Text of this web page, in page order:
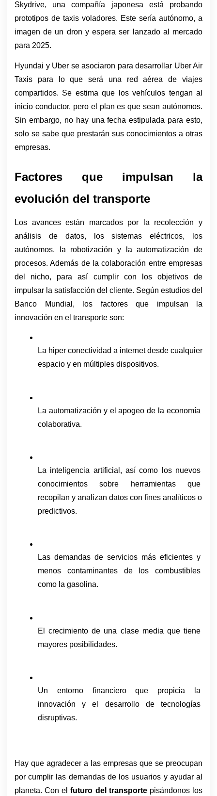
Skydrive, una compañía japonesa está probando
prototipos de taxis voladores. Este sería autónomo, a
imagen de un dron y espera ser lanzado al mercado
para 2025.
Hyundai y Uber se asociaron para desarrollar Uber Air
Taxis para lo que será una red aérea de viajes
compartidos. Se estima que los vehículos tengan al
inicio conductor, pero el plan es que sean autónomos.
Sin embargo, no hay una fecha estipulada para esto,
solo se sabe que prestarán sus conocimientos a otras
empresas.
Factores que impulsan la
evolución del transporte
Los avances están marcados por la recolección y
análisis de datos, los sistemas eléctricos, los
autónomos, la robotización y la automatización de
procesos. Además de la colaboración entre empresas
del nicho, para así cumplir con los objetivos de
impulsar la satisfacción del cliente. Según estudios del
Banco Mundial, los factores que impulsan la
innovación en el transporte son:
La hiper conectividad a internet desde cualquier
espacio y en múltiples dispositivos.
La automatización y el apogeo de la economía
colaborativa.
La inteligencia artificial, así como los nuevos
conocimientos sobre herramientas que
recopilan y analizan datos con fines analíticos o
predictivos.
Las demandas de servicios más eficientes y
menos contaminantes de los combustibles
como la gasolina.
El crecimiento de una clase media que tiene
mayores posibilidades.
Un entorno financiero que propicia la
innovación y el desarrollo de tecnologías
disruptivas.
Hay que agradecer a las empresas que se preocupan
por cumplir las demandas de los usuarios y ayudar al
planeta. Con el futuro del transporte pisándonos los